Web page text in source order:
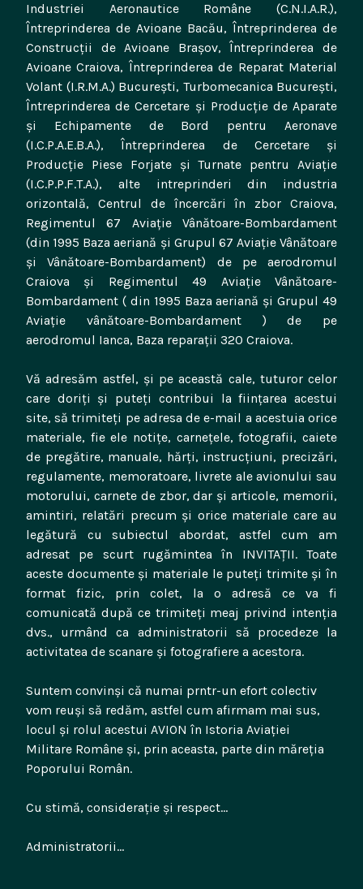
Industriei Aeronautice Române (C.N.I.A.R.),
Întreprinderea de Avioane Bacău, Întreprinderea de
Construcții de Avioane Brașov, Întreprinderea de
Avioane Craiova, Întreprinderea de Reparat Material
Volant (I.R.M.A.) București, Turbomecanica București,
Întreprinderea de Cercetare şi Producţie de Aparate
şi Echipamente de Bord pentru Aeronave
(I.C.P.A.E.B.A.), Întreprinderea de Cercetare şi
Producţie Piese Forjate şi Turnate pentru Aviaţie
(I.C.P.P.F.T.A.), alte intreprinderi din industria
orizontală, Centrul de încercări în zbor Craiova,
Regimentul 67 Aviație Vânătoare-Bombardament
(din 1995 Baza aeriană și Grupul 67 Aviație Vânătoare
și Vânătoare-Bombardament) de pe aerodromul
Craiova și Regimentul 49 Aviație Vânătoare-
Bombardament ( din 1995 Baza aeriană și Grupul 49
Aviație vânătoare-Bombardament ) de pe
aerodromul Ianca, Baza reparații 320 Craiova.
Vă adresăm astfel, și pe această cale, tuturor celor
care doriți și puteți contribui la ființarea acestui
site, să trimiteți pe adresa de e-mail a acestuia orice
materiale, fie ele notițe, carnețele, fotografii, caiete
de pregătire, manuale, hărți, instrucțiuni, precizări,
regulamente, memoratoare, livrete ale avionului sau
motorului, carnete de zbor, dar și articole, memorii,
amintiri, relatări precum și orice materiale care au
legătură cu subiectul abordat, astfel cum am
adresat pe scurt rugămintea în INVITAȚII. Toate
aceste documente și materiale le puteți trimite și în
format fizic, prin colet, la o adresă ce va fi
comunicată după ce trimiteți meaj privind intenția
dvs., urmând ca administratorii să procedeze la
activitatea de scanare și fotografiere a acestora.
Suntem convinși că numai prntr-un efort colectiv
vom reuși să redăm, astfel cum afirmam mai sus,
locul și rolul acestui AVION în Istoria Aviației
Militare Române și, prin aceasta, parte din măreția
Poporului Român.
Cu stimă, considerație și respect…
Administratorii…